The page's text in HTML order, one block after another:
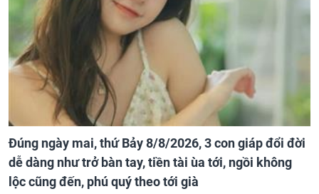
Đúng ngày mai, thứ Bảy 8/8/2026, 3 con giáp đổi đời
dễ dàng như trở bàn tay, tiền tài ùa tới, ngồi không
lộc cũng đến, phú quý theo tới già